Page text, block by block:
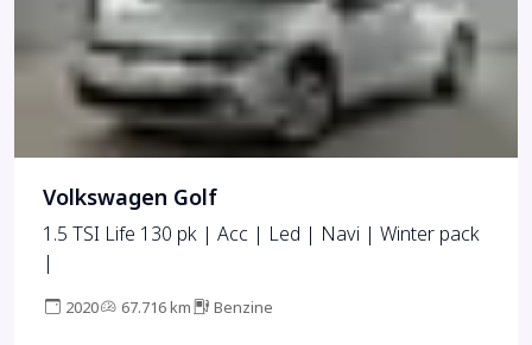
Volkswagen Golf
1.5 TSI Life 130 pk | Acc | Led | Navi | Winter pack
|
2020 67.716 km Benzine